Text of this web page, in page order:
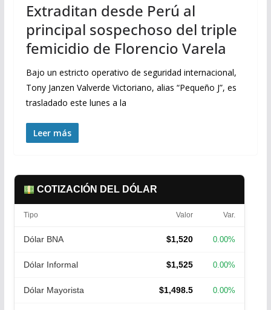
Extraditan desde Perú al
principal sospechoso del triple
femicidio de Florencio Varela
Bajo un estricto operativo de seguridad internacional,
Tony Janzen Valverde Victoriano, alias “Pequeño J”, es
trasladado este lunes a la
Leer más
COTIZACIÓN DEL DÓLAR
Tipo Valor Var.
Dólar BNA $1,520 0.00%
Dólar Informal $1,525 0.00%
Dólar Mayorista $1,498.5 0.00%